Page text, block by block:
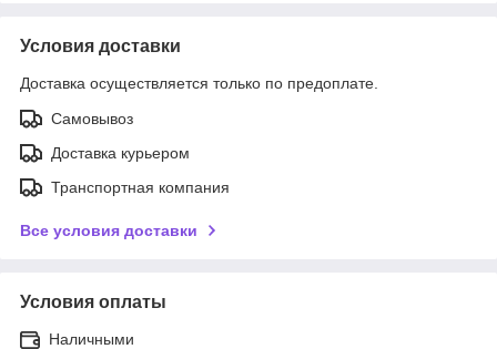
Условия доставки
Доставка осуществляется только по предоплате.
Самовывоз
Доставка курьером
Транспортная компания
Все условия доставки
Условия оплаты
Наличными